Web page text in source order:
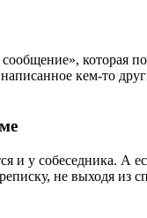
которая
кем-то
и у собеседника. А
не выходя из